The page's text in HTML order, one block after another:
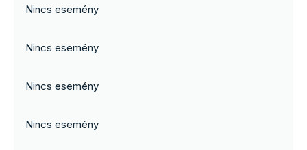
Nincs esemény
Nincs esemény
Nincs esemény
Nincs esemény